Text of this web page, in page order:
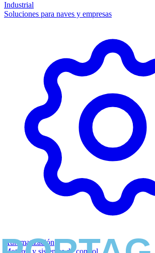
Industrial
Soluciones para naves y empresas
Automatización
Motores y sistemas de control